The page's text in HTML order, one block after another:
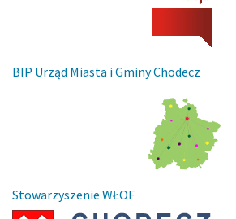
BIP Urząd Miasta i Gminy Chodecz
Stowarzyszenie WŁOF